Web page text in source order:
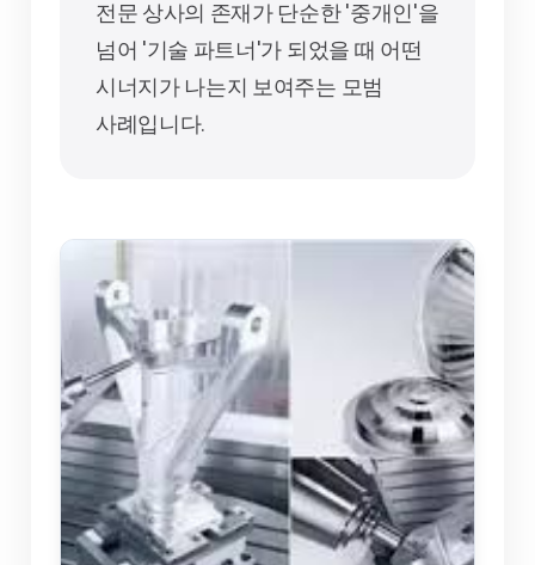
전문 상사의 존재가 단순한 '중개인'을
넘어 '기술 파트너'가 되었을 때 어떤
시너지가 나는지 보여주는 모범
사례입니다.